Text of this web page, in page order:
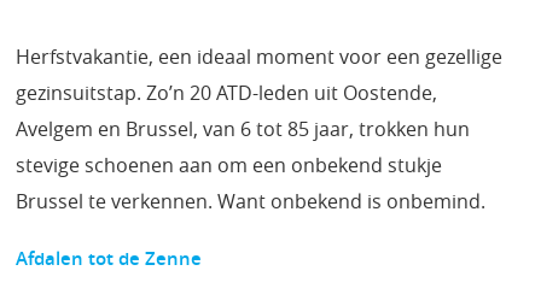
Herfstvakantie, een ideaal moment voor een gezellige
gezinsuitstap. Zo’n 20 ATD-leden uit Oostende,
Avelgem en Brussel, van 6 tot 85 jaar, trokken hun
stevige schoenen aan om een onbekend stukje
Brussel te verkennen. Want onbekend is onbemind.
Afdalen tot de Zenne